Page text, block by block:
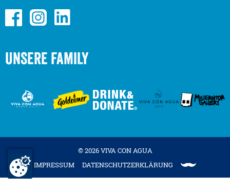
UNSERE FAMILY
© 2026 VIVA CON AGUA
IMPRESSUM
DATENSCHUTZERKLÄRUNG